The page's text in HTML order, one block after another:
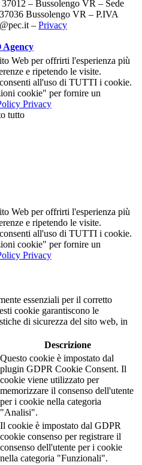
– Bussolengo VR – Sede
Bussolengo VR – P.IVA
– Privacy
Agency
Web per offrirti l'esperienza più
e ripetendo le visite.
all'uso di TUTTI i cookie.
cookie" per fornire un
Privacy
tutto
Web per offrirti l'esperienza più
e ripetendo le visite.
all'uso di TUTTI i cookie.
cookie" per fornire un
Privacy
essenziali per il corretto
cookie garantiscono le
di sicurezza del sito web, in
Descrizione
Questo cookie è impostato dal
plugin GDPR Cookie Consent. Il
cookie viene utilizzato per
memorizzare il consenso dell'utente
per i cookie nella categoria
"Analisi".
Il cookie è impostato dal GDPR
cookie consenso per registrare il
consenso dell'utente per i cookie
nella categoria "Funzionali".